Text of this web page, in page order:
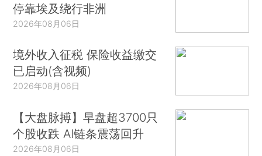
停靠埃及绕行非洲
2026年08月06日
境外收入征税 保险收益缴交
已启动(含视频)
2026年08月06日
【大盘脉搏】早盘超3700只
个股收跌 AI链条震荡回升
2026年08月06日